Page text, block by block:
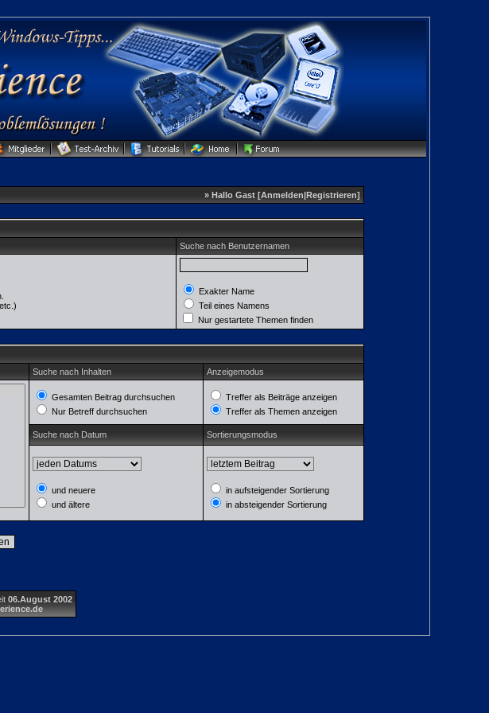
» Hallo Gast [Anmelden Registrieren]
Suche nach Benutzernamen
Exakter Name
Teil eines Namens
Nur gestartete Themen finden
Suche nach Inhalten Anzeigemodus
Gesamten Beitrag durchsuchen
Nur Betreff durchsuchen
Treffer als Beiträge anzeigen
Treffer als Themen anzeigen
Suche nach Datum Sortierungsmodus
und neuere
und ältere
in aufsteigender Sortierung
in absteigender Sortierung
06.August 2002